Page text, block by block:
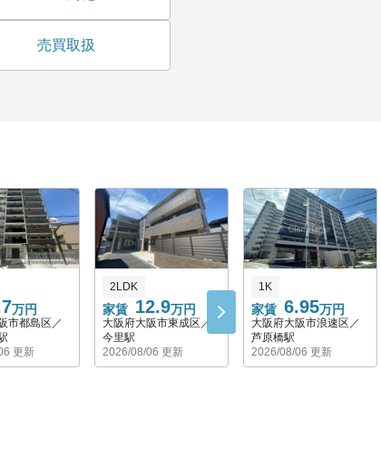
売買取扱
万円
市都島区／
更新
家賃 12.9万円
2LDK
大阪府大阪市東成区／
今里駅
2026/08/06 更新
家賃 6.95万円
1K
大阪府大阪市浪速区／
芦原橋駅
2026/08/06 更新